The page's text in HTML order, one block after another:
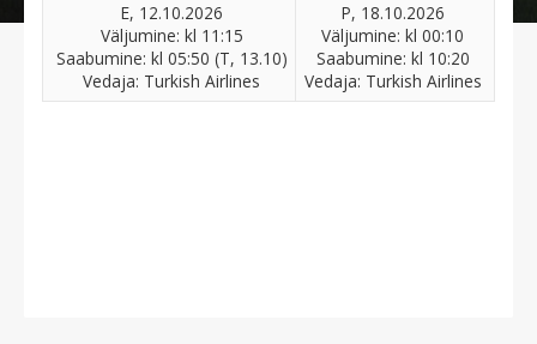
E, 12.10.2026
Väljumine: kl 11:15
Saabumine: kl 05:50 (T, 13.10)
Vedaja: Turkish Airlines
P, 18.10.2026
Väljumine: kl 00:10
Saabumine: kl 10:20
Vedaja: Turkish Airlines